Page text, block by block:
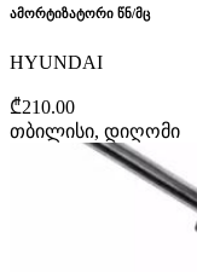
ამორტიზატორი წნ/მც
HYUNDAI
₾210.00
თბილისი, დიღომი